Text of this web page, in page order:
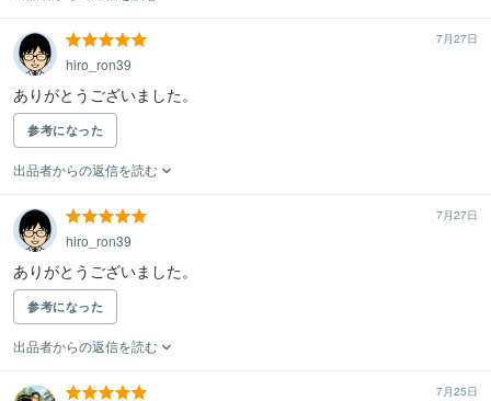
7月27日
hiro_ron39
ありがとうございました。
参考になった
出品者からの返信を読む
7月27日
hiro_ron39
ありがとうございました。
参考になった
出品者からの返信を読む
7月25日